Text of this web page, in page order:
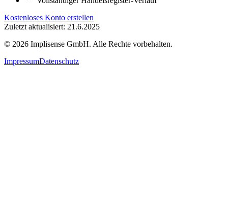
Kostenloses Konto erstellen
Zuletzt aktualisiert: 21.6.2025
© 2026 Implisense GmbH. Alle Rechte vorbehalten.
ImpressumDatenschutz